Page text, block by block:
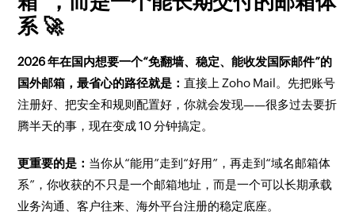
系 🚀
2026 年在国内想要一个“免翻墙、稳定、能收发国际邮件”的
国外邮箱，最省心的路径就是：直接上 Zoho Mail。先把账号
注册好、把安全和规则配置好，你就会发现——很多过去要折
腾半天的事，现在变成 10 分钟搞定。
更重要的是： 当你从“能用”走到“好用”，再走到“域名邮箱体
系”，你收获的不只是一个邮箱地址，而是一个可以长期承载
业务沟通、客户往来、海外平台注册的稳定底座。